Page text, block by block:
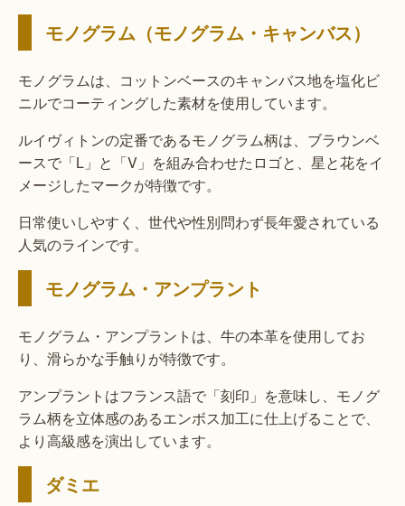
モノグラム（モノグラム・キャンバス）
モノグラムは、コットンベースのキャンバス地を塩化ビ
ニルでコーティングした素材を使用しています。
ルイヴィトンの定番であるモノグラム柄は、ブラウンベ
ースで「L」と「V」を組み合わせたロゴと、星と花をイ
メージしたマークが特徴です。
日常使いしやすく、世代や性別問わず長年愛されている
人気のラインです。
モノグラム・アンプラント
モノグラム・アンプラントは、牛の本革を使用してお
り、滑らかな手触りが特徴です。
アンプラントはフランス語で「刻印」を意味し、モノグ
ラム柄を立体感のあるエンボス加工に仕上げることで、
より高級感を演出しています。
ダミエ